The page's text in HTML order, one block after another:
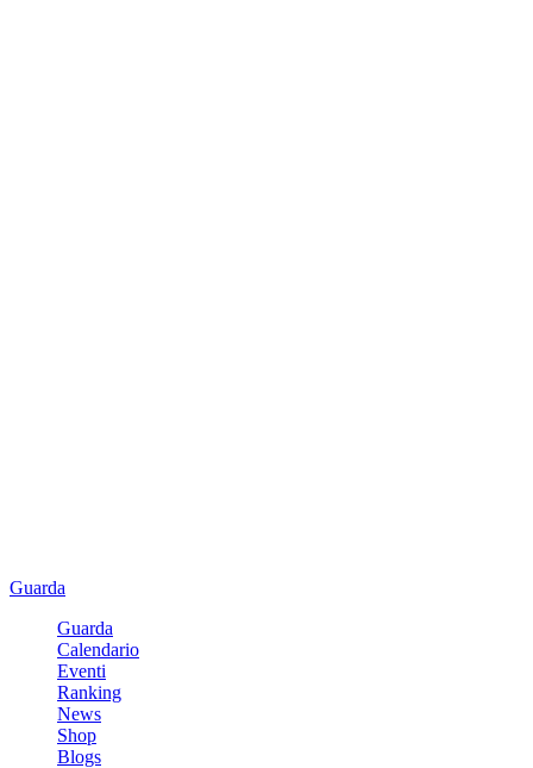
Guarda
Guarda
Calendario
Eventi
Ranking
News
Shop
Blogs